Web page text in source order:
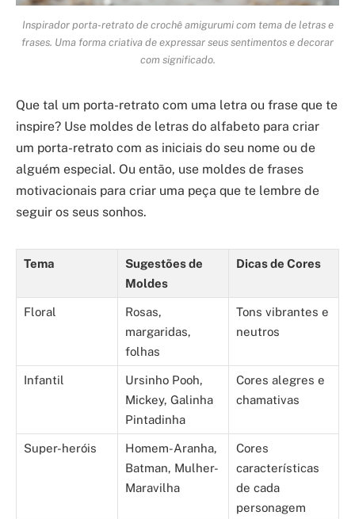
Inspirador porta-retrato de crochê amigurumi com tema de letras e
frases. Uma forma criativa de expressar seus sentimentos e decorar
com significado.
Que tal um porta-retrato com uma letra ou frase que te
inspire? Use moldes de letras do alfabeto para criar
um porta-retrato com as iniciais do seu nome ou de
alguém especial. Ou então, use moldes de frases
motivacionais para criar uma peça que te lembre de
seguir os seus sonhos.
Tema
Sugestões de
Moldes
Dicas de Cores
Floral
Rosas,
margaridas,
folhas
Tons vibrantes e
neutros
Infantil
Ursinho Pooh,
Mickey, Galinha
Pintadinha
Cores alegres e
chamativas
Super-heróis
Homem-Aranha,
Batman, Mulher-
Maravilha
Cores
características
de cada
personagem